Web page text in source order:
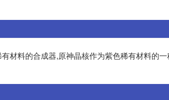
材料的合成器,原神晶核作为紫色稀有材料的